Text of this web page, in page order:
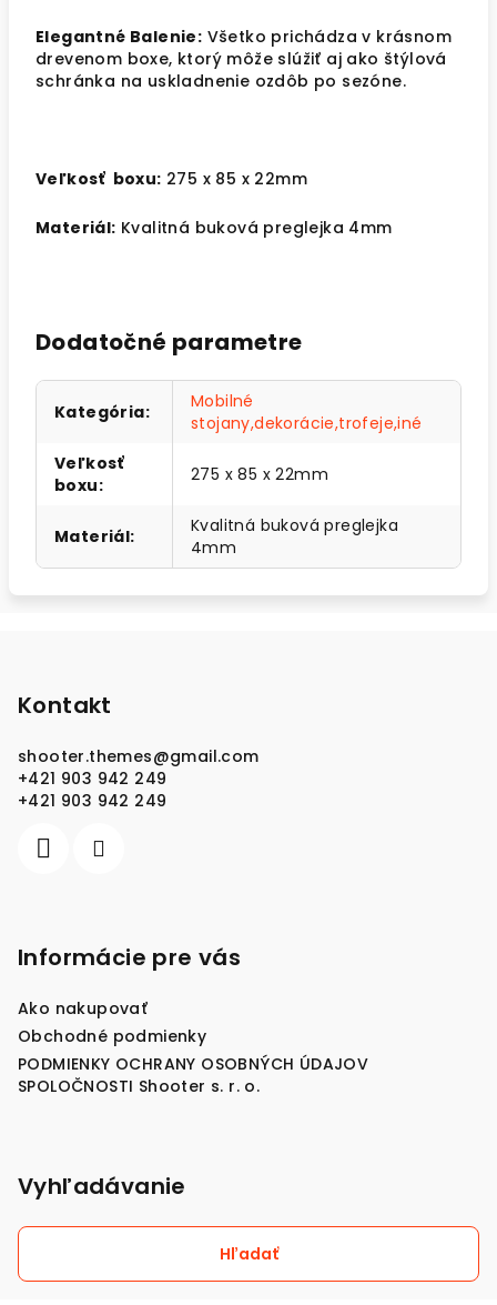
Elegantné Balenie: Všetko prichádza v krásnom
drevenom boxe, ktorý môže slúžiť aj ako štýlová
schránka na uskladnenie ozdôb po sezóne.
Veľkosť boxu: 275 x 85 x 22mm
Materiál: Kvalitná buková preglejka 4mm
Dodatočné parametre
Kategória:
Mobilné
stojany,dekorácie,trofeje,iné
Veľkosť
boxu: 275 x 85 x 22mm
Materiál:
Kvalitná buková preglejka
4mm
Kontakt
shooter.themes@gmail.com
+421 903 942 249
+421 903 942 249
Informácie pre vás
Ako nakupovať
Obchodné podmienky
PODMIENKY OCHRANY OSOBNÝCH ÚDAJOV
SPOLOČNOSTI Shooter s. r. o.
Vyhľadávanie
Hľadať